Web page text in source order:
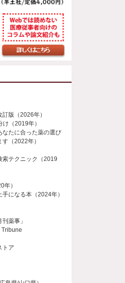
版（2026年）
（2019年）
なたに合った薬の選び
（2022年）
索テクニック（2019
年）
になる本（2024年）
薬事」
Tribune
トア